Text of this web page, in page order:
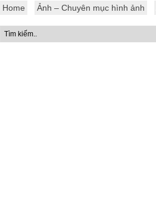
Home Ảnh – Chuyên mục hình ảnh